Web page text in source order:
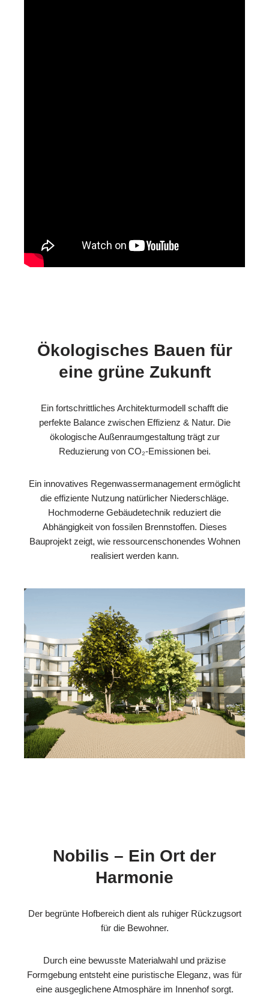
Ökologisches Bauen für
eine grüne Zukunft
Ein fortschrittliches Architekturmodell schafft die
perfekte Balance zwischen Effizienz & Natur. Die
ökologische Außenraumgestaltung trägt zur
Reduzierung von CO₂-Emissionen bei.
Ein innovatives Regenwassermanagement ermöglicht
die effiziente Nutzung natürlicher Niederschläge.
Hochmoderne Gebäudetechnik reduziert die
Abhängigkeit von fossilen Brennstoffen. Dieses
Bauprojekt zeigt, wie ressourcenschonendes Wohnen
realisiert werden kann.
Nobilis – Ein Ort der
Harmonie
Der begrünte Hofbereich dient als ruhiger Rückzugsort
für die Bewohner.
Durch eine bewusste Materialwahl und präzise
Formgebung entsteht eine puristische Eleganz, was für
eine ausgeglichene Atmosphäre im Innenhof sorgt.